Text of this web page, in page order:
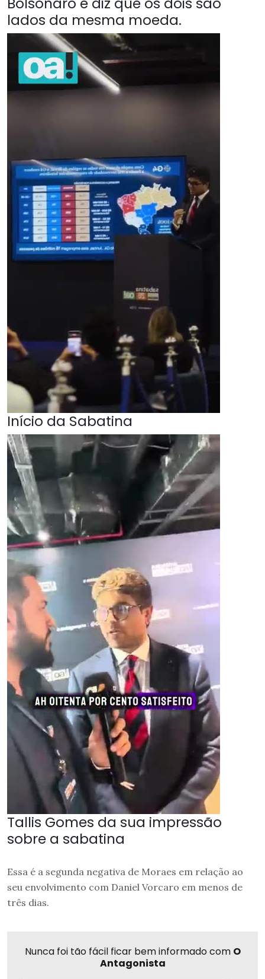
lados da mesma moeda.
Início da Sabatina
Tallis Gomes da sua impressão
sobre a sabatina
Essa é a segunda negativa de Moraes em relação ao
seu envolvimento com Daniel Vorcaro em menos de
três dias.
Nunca foi tão fácil ficar bem informado com O
Antagonista